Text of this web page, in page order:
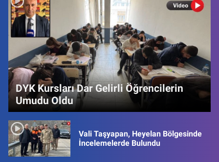
DYK Kursları Dar Gelirli Öğrencilerin
Umudu Oldu
Vali Taşyapan, Heyelan Bölgesinde
İncelemelerde Bulundu